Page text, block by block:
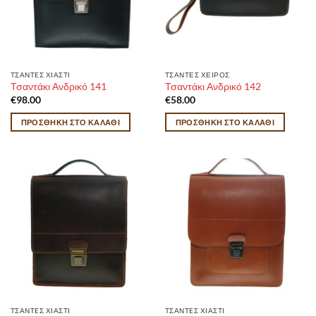
ΤΣΑΝTEΣ ΧΙΑΣΤΙ
Τσαντάκι Ανδρικό 141
€98.00
ΠΡΟΣΘΉΚΗ ΣΤΟ ΚΑΛΆΘΙ
ΤΣΑΝΤΕΣ ΧΕΙΡΟΣ
Τσαντάκι Ανδρικό 142
€58.00
ΠΡΟΣΘΉΚΗ ΣΤΟ ΚΑΛΆΘΙ
ΤΣΑΝTEΣ ΧΙΑΣΤΙ ΤΣΑΝTEΣ ΧΙΑΣΤΙ